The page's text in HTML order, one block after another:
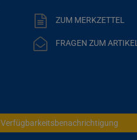
ZUM MERKZETTEL
FRAGEN ZUM ARTIKEL
Verfügbarkeitsbenachrichtigung